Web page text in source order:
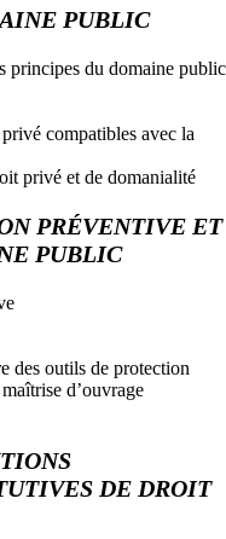
PUBLIC
principes du domaine public
compatibles avec la
privé et de domanialité
PRÉVENTIVE ET
PUBLIC
des outils de protection
d’ouvrage
DE DROIT